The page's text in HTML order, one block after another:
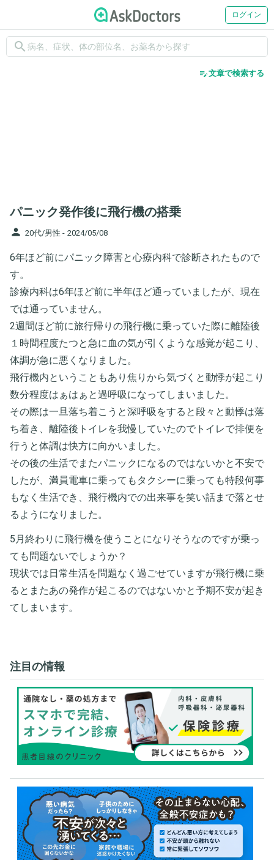
ログイン
search
edit_note文章で検索する
パニック発作後に飛行機の搭乗
person 20代/男性 - 2024/05/08
6年ほど前にパニック障害と心療内科で診断されたもので
す。
診療内科は6年ほど前に半年ほど通っていましたが、現在
では通っていません。
2週間ほど前に旅行帰りの飛行機に乗っていた際に離陸後
１時間程度たつと急に血の気が引くような感覚が起こり、
体調が急に悪くなりました。
飛行機内ということもあり焦りから気づくと動悸が起こり
数分程度はぁはぁと過呼吸になってしまいました。
その際は一旦落ち着こうと深呼吸をすると段々と動悸は落
ち着き、離陸後トイレを我慢していたのでトイレで排便を
行うと体調は快方に向かいました。
その後の生活でまたパニックになるのではないかと不安で
したが、満員電車に乗ってもタクシーに乗っても特段何事
もなく生活でき、飛行機内での出来事を笑い話まで落とせ
るようになりました。
5月終わりに飛行機を使うことになりそうなのですが乗っ
ても問題ないでしょうか？
現状では日常生活を問題なく過ごせていますが飛行機に乗
るとまたあの発作が起こるのではないかと予期不安が起き
てしまいます。
注目の情報